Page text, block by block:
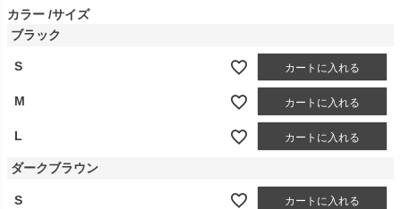
カラー サイズ
ブラック
S カートに入れる
M カートに入れる
L カートに入れる
ダークブラウン
S カートに入れる